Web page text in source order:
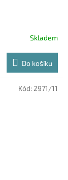
Skladem
Do košíku
Kód: 2971/11